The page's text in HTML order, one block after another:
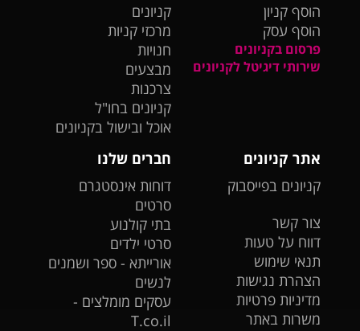
הוסף קניון
הוסף עסק
פרסום בקניונים
שירותי דיגיטל לקניונים
קניונים
מרכזי קניות
חנויות
מבצעים
צרכנות
קניונים בחו"ל
אוכל ובישול בקניונים
אתר קניונים
קניונים בפייסבוק
צור קשר
דווח על טעות
תנאי שימוש
הצהרת נגישות
מדיניות פרטיות
משרות באתר
חברים שלנו
דוחות אינסטגרם
סרטים
בתי קולנוע
סרטי ילדים
אורייתא - ספר ושמנים
לנשים
עסקים מומלצים -
T.co.il